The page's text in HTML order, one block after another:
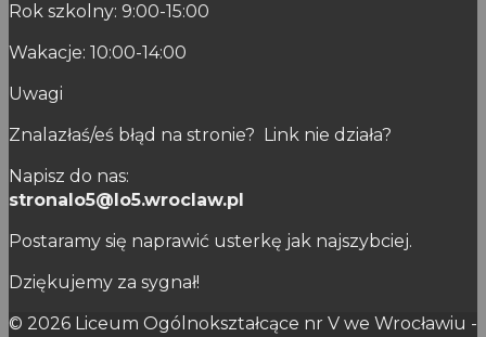
Rok szkolny: 9:00-15:00
Wakacje: 10:00-14:00
Uwagi
Znalazłaś/eś błąd na stronie? Link nie działa?
Napisz do nas:
stronalo5@lo5.wroclaw.pl
Postaramy się naprawić usterkę jak najszybciej.
Dziękujemy za sygnał!
© 2026 Liceum Ogólnokształcące nr V we Wrocławiu -